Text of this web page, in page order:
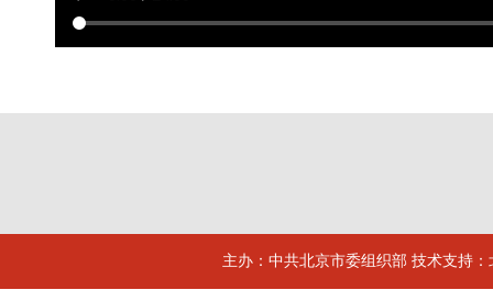
主办：中共北京市委组织部 技术支持